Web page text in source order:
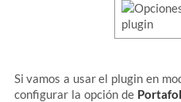
Si vamos a usar el plugin en
configurar la opción de